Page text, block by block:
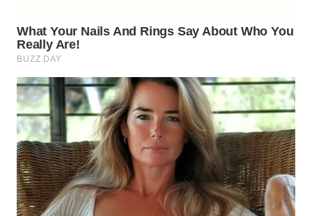
SERIBU
TANGERANG
WN
BINJAI
WN
CIREBON